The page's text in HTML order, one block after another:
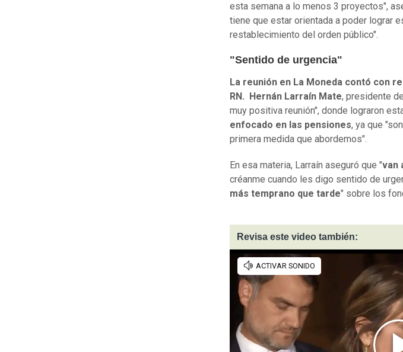
esta semana a lo menos 3 proyectos",
tiene que estar orientada a poder lograr
restablecimiento del orden público".
"Sentido de urgencia"
La reunión en La Moneda contó con
RN. Hernán Larraín Mate, presidente
muy positiva reunión", donde lograron
enfocado en las pensiones, ya que
primera medida que abordemos".
En esa materia, Larraín aseguró que "van
créanme cuando les digo sentido de
más temprano que tarde" sobre los
Revisa este video también: